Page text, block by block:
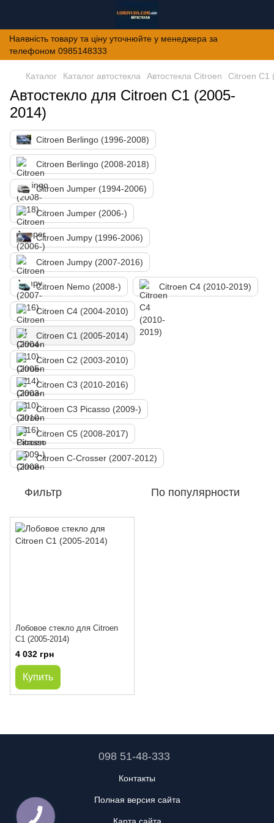
Наявність товару та ціну уточнюйте у менеджера за
телефоном 0985148333
Каталог Каталог автостекла Автостекла Citroen Citroen C1
Автостекло для Citroen C1 (2005-
2014)
Citroen Berlingo (1996-2008)
Citroen Berlingo (2008-2018)
Citroen Jumper (1994-2006)
Citroen Jumper (2006-)
Citroen Jumpy (1996-2006)
Citroen Jumpy (2007-2016)
Citroen Nemo (2008-) Citroen C4 (2010-2019)
Citroen C4 (2004-2010)
Citroen C1 (2005-2014)
Citroen C2 (2003-2010)
Citroen C3 (2010-2016)
Citroen C3 Picasso (2009-)
Citroen C5 (2008-2017)
Citroen C-Crosser (2007-2012)
Фильтр По популярности
Лобовое стекло для Citroen
C1 (2005-2014)
4 032 грн
Купить
098 51-48-333
Контакты
Полная версия сайта
Карта сайта